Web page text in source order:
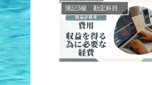
簿記3級 勘定科目